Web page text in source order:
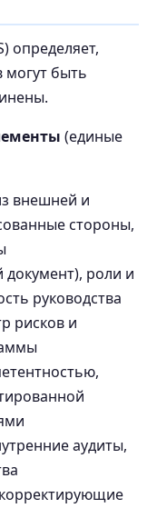
определяет,
могут быть
(единые
внешней и
стороны,
роли и
руководства
рисков и
аудиты,